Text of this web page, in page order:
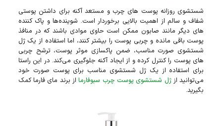
شستشوی روزانه پوست‌ های چرب و مستعد آکنه برای داشتن پوستی
شفاف و سالم از اهمیت بالایی برخوردار است. شوینده‌ها و پاک‌ کننده
های دیگر مانند صابون ممکن است حاوی موادی باشند که در منافذ
پوست باقی مانده و چربی پوست را بیشتر کنند، اما استفاده از یک ژل
شستشوی صورت مناسب، ضمن پاکسازی موثر پوست، ترشح چربی
های پوست را کنترل کرده و از ایجاد آکنه جلوگیری می‌کند. در این راستا
برای استفاده از یک ژل شستشوی مناسب برای پوست صورت خود
می‌توانید ازژل شستشوی پوست چرب سبوفارمااز برند مای فارما کمک
بگیرید.